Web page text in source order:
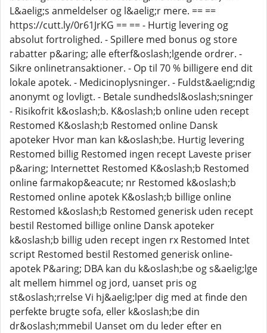
L&aelig;s anmeldelser og l&aelig;r mere. == ==
https://cutt.ly/0r61JrKG == == - Hurtig levering og
absolut fortrolighed. - Spillere med bonus og store
rabatter p&aring; alle efterf&oslash;lgende ordrer. -
Sikre onlinetransaktioner. - Op til 70 % billigere end dit
lokale apotek. - Medicinoplysninger. - Fuldst&aelig;ndig
anonymt og lovligt. - Betale sundhedsl&oslash;sninger
- Risikofrit k&oslash;b. K&oslash;b online uden recept
Restomed K&oslash;b Restomed online Dansk
apoteker Hvor man kan k&oslash;be. Hurtig levering
Restomed billig Restomed ingen recept Laveste priser
p&aring; Internettet Restomed K&oslash;b Restomed
online farmakop&eacute; nr Restomed k&oslash;b
Restomed online apotek K&oslash;b billige online
Restomed k&oslash;b Restomed generisk uden recept
bestil Restomed billige online Dansk apoteker
k&oslash;b billig uden recept ingen rx Restomed Intet
script Restomed bestil Restomed generisk online-
apotek P&aring; DBA kan du k&oslash;be og s&aelig;lge
alt mellem himmel og jord, uanset pris og
st&oslash;rrelse Vi hj&aelig;lper dig med at finde den
perfekte brugte sofa, eller k&oslash;be din
dr&oslash;mmebil Uanset om du leder efter en